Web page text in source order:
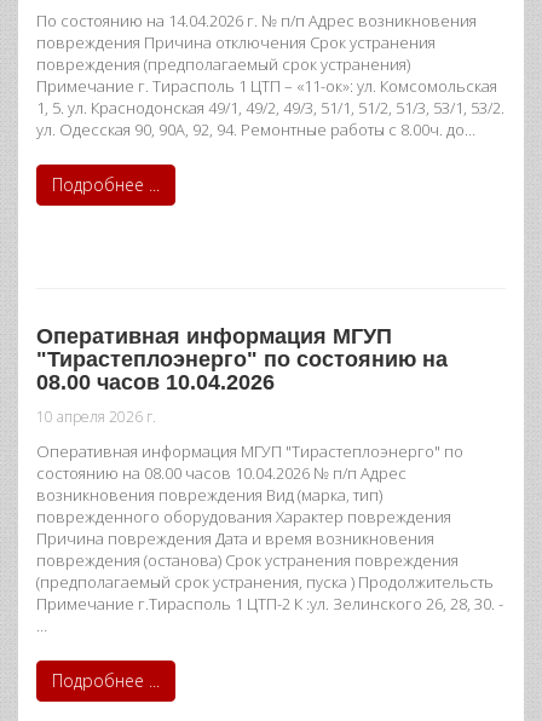
По состоянию на 14.04.2026 г. № п/п Адрес возникновения
повреждения Причина отключения Срок устранения
повреждения (предполагаемый срок устранения)
Примечание г. Тирасполь 1 ЦТП – «11-ок»: ул. Комсомольская
1, 5. ул. Краснодонская 49/1, 49/2, 49/3, 51/1, 51/2, 51/3, 53/1, 53/2.
ул. Одесская 90, 90А, 92, 94. Ремонтные работы с 8.00ч. до…
Подробнее ...
Оперативная информация МГУП
"Тирастеплоэнерго" по состоянию на
08.00 часов 10.04.2026
10 апреля 2026 г.
Оперативная информация МГУП "Тирастеплоэнерго" по
состоянию на 08.00 часов 10.04.2026 № п/п Адрес
возникновения повреждения Вид (марка, тип)
поврежденного оборудования Характер повреждения
Причина повреждения Дата и время возникновения
повреждения (останова) Срок устранения повреждения
(предполагаемый срок устранения, пуска ) Продолжительсть
Примечание г.Тирасполь 1 ЦТП-2 К :ул. Зелинского 26, 28, 30. -
…
Подробнее ...